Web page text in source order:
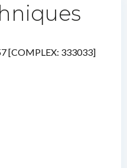
[COMPLEX: 333033]